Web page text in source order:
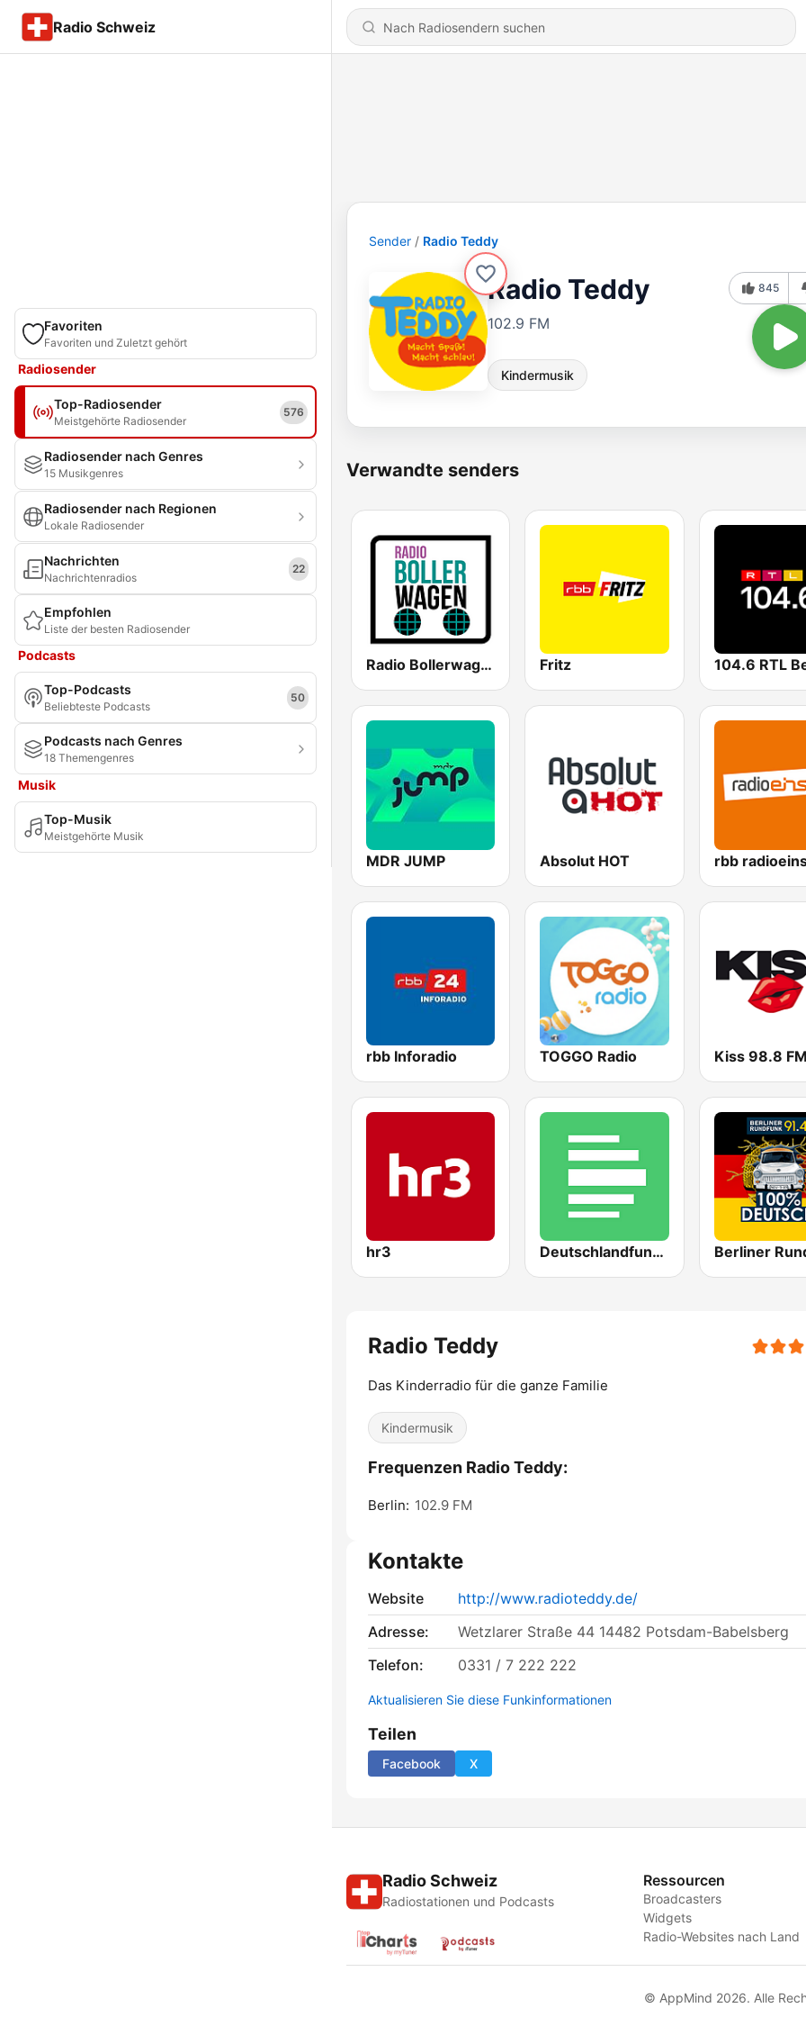
Radio Schweiz
Favoriten
Favoriten und Zuletzt gehört
Radiosender
Top-Radiosender
Meistgehörte Radiosender
576
Radiosender nach Genres
15 Musikgenres
Radiosender nach Regionen
Lokale Radiosender
Nachrichten
Nachrichtenradios
22
Empfohlen
Liste der besten Radiosender
Podcasts
Top-Podcasts
Beliebteste Podcasts
50
Podcasts nach Genres
18 Themengenres
Musik
Top-Musik
Meistgehörte Musik
Sender Radio Teddy
Radio Teddy
102.9 FM
Kindermusik
845
Verwandte senders
Radio Bollerwagen Fritz
MDR JUMP Absolut HOT rbb
rbb Inforadio TOGGO Radio Kiss 98.8
hr3 Deutschlandfunk Nova
Radio Teddy
Das Kinderradio für die ganze Familie
Kindermusik
Frequenzen Radio Teddy:
Berlin: 102.9 FM
Kontakte
Website
http://www.radioteddy.de/
Adresse:
Wetzlarer Straße 44 14482 Potsdam-Babelsberg
Telefon:
0331 / 7 222 222
Aktualisieren Sie diese Funkinformationen
Teilen
Facebook X
Radio Schweiz
Radiostationen und Podcasts
Ressourcen
Broadcasters
Widgets
Radio-Websites nach Land
© AppMind 2026. Alle